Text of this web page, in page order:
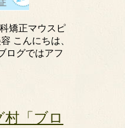
矯正マウスピ
こんにちは、
ログではアフ
「ブロ